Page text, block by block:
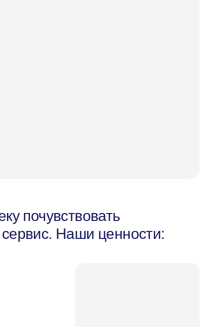
почувствовать
Наши ценности: